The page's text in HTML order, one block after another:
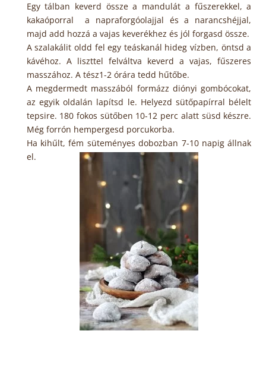
Egy tálban keverd össze a mandulát a fűszerekkel, a
kakaóporral a napraforgóolajjal és a narancshéjjal,
majd add hozzá a vajas keverékhez és jól forgasd össze.
A szalakálit oldd fel egy teáskanál hideg vízben, öntsd a
kávéhoz. A liszttel felváltva keverd a vajas, fűszeres
masszához. A tész1-2 órára tedd hűtőbe.
A megdermedt masszából formázz diónyi gombócokat,
az egyik oldalán lapítsd le. Helyezd sütőpapírral bélelt
tepsire. 180 fokos sütőben 10-12 perc alatt süsd készre.
Még forrón hempergesd porcukorba.
Ha kihűlt, fém süteményes dobozban 7-10 napig állnak
el.